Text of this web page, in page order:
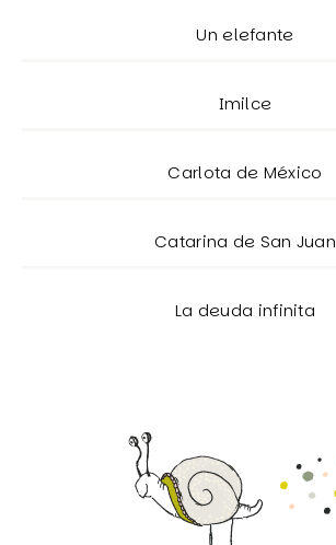
Un elefante
Imilce
Carlota de México
Catarina de San Juan
La deuda infinita